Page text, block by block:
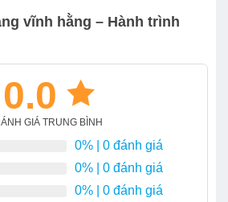
vĩnh hằng – Hành trình
0.0
GIÁ TRUNG BÌNH
0% | 0 đánh giá
0% | 0 đánh giá
0% | 0 đánh giá